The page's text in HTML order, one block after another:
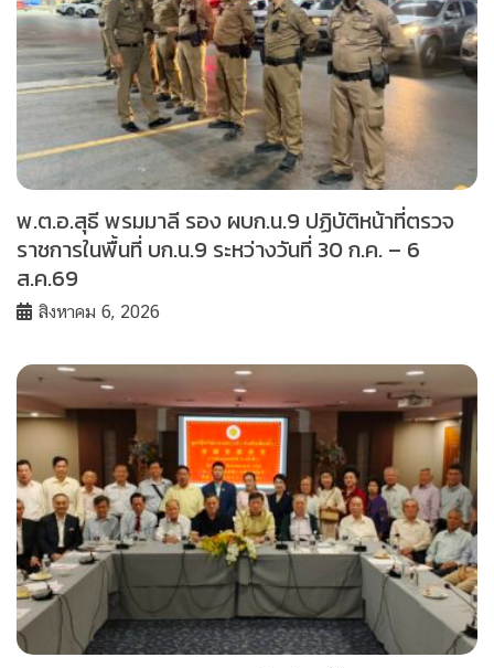
พ.ต.อ.สุธี พรมมาลี รอง ผบก.น.9 ปฏิบัติหน้าที่ตรวจ
ราชการในพื้นที่ บก.น.9 ระหว่างวันที่ 30 ก.ค. – 6
ส.ค.69
สิงหาคม 6, 2026